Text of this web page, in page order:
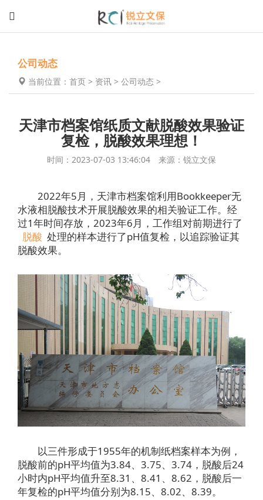
公司动态
当前位置： 首页 > 资讯 > 公司动态 >
天津市档案馆纸质文献脱酸效果验证
复检，脱酸效果理想！
时间：2023-07-03 13:46:04 来源：锐立文保
2022年5月，天津市档案馆利用Bookkeeper无
水液相脱酸技术开展脱酸效果的相关验证工作。经
过1年时间存放，2023年6月，工作组对前期进行了
脱酸 处理的样本进行了pH值复检，以追踪验证其
脱酸效果。
以三件形成于1955年的机制纸档案样本为例，
脱酸前的pH平均值为3.84、3.75、3.74，脱酸后24
小时内pH平均值升至8.31、8.41、8.62，脱酸后一
年复检的pH平均值分别为8.15、8.02、8.39。